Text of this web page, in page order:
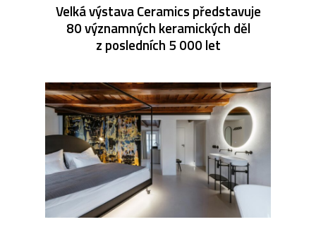
Velká výstava Ceramics představuje
80 významných keramických děl
z posledních 5 000 let